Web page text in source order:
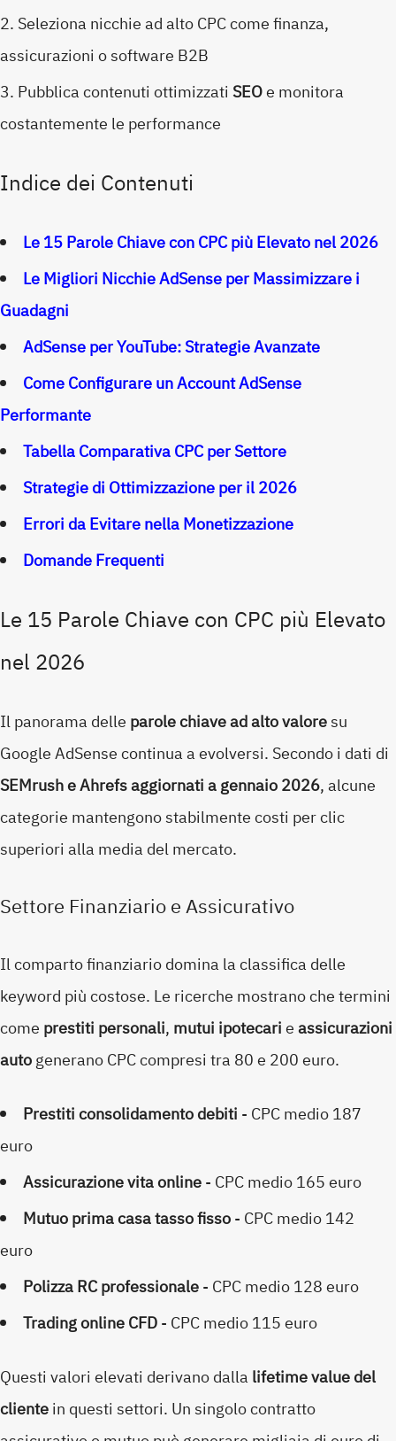
Seleziona nicchie ad alto CPC come finanza,
assicurazioni o software B2B
Pubblica contenuti ottimizzati SEOe monitora
costantemente le performance
Indice dei Contenuti
Le 15 Parole Chiave con CPC più Elevato nel 2026
Le Migliori Nicchie AdSense per Massimizzare i
Guadagni
AdSense per YouTube: Strategie Avanzate
Come Configurare un Account AdSense
Performante
Tabella Comparativa CPC per Settore
Strategie di Ottimizzazione per il 2026
Errori da Evitare nella Monetizzazione
Domande Frequenti
Le 15 Parole Chiave con CPC più Elevato
nel 2026
Il panorama delle parole chiave ad alto valoresu
Google AdSense continua a evolversi. Secondo i dati di
SEMrush e Ahrefs aggiornati a gennaio 2026, alcune
categorie mantengono stabilmente costi per clic
superiori alla media del mercato.
Settore Finanziario e Assicurativo
Il comparto finanziario domina la classifica delle
keyword più costose. Le ricerche mostrano che termini
come prestiti personali, mutui ipotecarieassicurazioni
autogenerano CPC compresi tra 80 e 200 euro.
Prestiti consolidamento debiti - CPC medio 187
euro
Assicurazione vita online- CPC medio 165 euro
Mutuo prima casa tasso fisso- CPC medio 142
euro
Polizza RC professionale- CPC medio 128 euro
Trading online CFD- CPC medio 115 euro
Questi valori elevati derivano dalla lifetime value del
clientein questi settori. Un singolo contratto